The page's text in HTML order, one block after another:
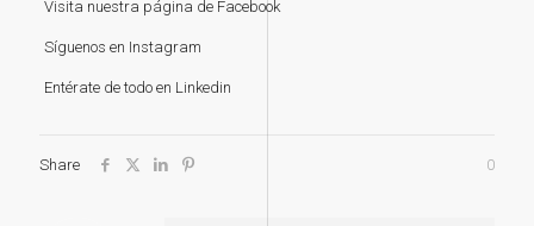
Visita nuestra página de Facebook
Síguenos en Instagram
Entérate de todo en Linkedin
Share 0